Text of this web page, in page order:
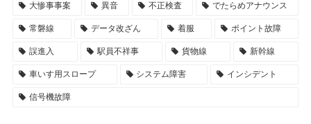
大惨事事案 異音 不正検査 でたらめアナウンス
常磐線 データ改ざん 着服 ポイント故障
誤進入 駅員不祥事 貨物線 新幹線
車いす用スロープ システム障害 インシデント
信号機故障